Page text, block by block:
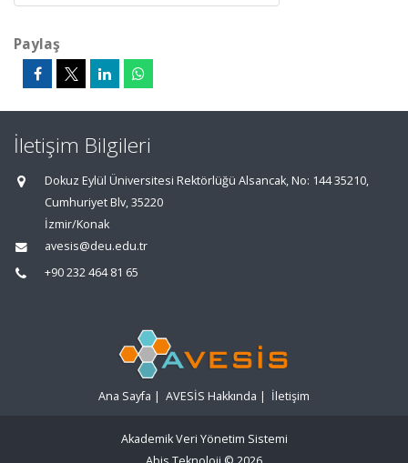
Paylaş
İletişim Bilgileri
Dokuz Eylül Üniversitesi Rektörlüğü Alsancak, No: 144 35210,
Cumhuriyet Blv, 35220
İzmir/Konak
avesis@deu.edu.tr
+90 232 464 81 65
Ana Sayfa | AVESİS Hakkında | İletişim
Akademik Veri Yönetim Sistemi